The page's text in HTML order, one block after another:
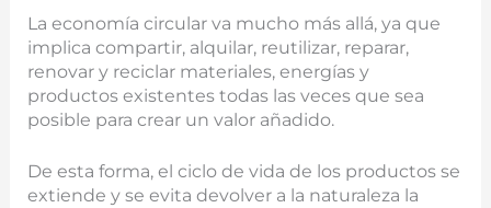
La economía circular va mucho más allá, ya que
implica compartir, alquilar, reutilizar, reparar,
renovar y reciclar materiales, energías y
productos existentes todas las veces que sea
posible para crear un valor añadido.
De esta forma, el ciclo de vida de los productos se
extiende y se evita devolver a la naturaleza la